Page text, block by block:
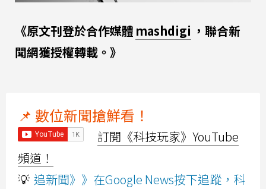
《原文刊登於合作媒體 mashdigi ，聯合新
聞網獲授權轉載。》
📌 數位新聞搶鮮看！
訂閱《科技玩家》YouTube
頻道！
💡 追新聞》》在Google News按下追蹤，科